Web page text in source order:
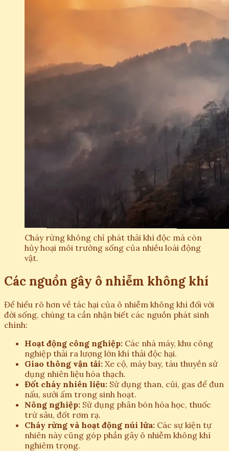
Cháy rừng không chỉ phát thải khí độc mà còn
hủy hoại môi trường sống của nhiều loài động
vật.
Các nguồn gây ô nhiễm không khí
Để hiểu rõ hơn về tác hại của ô nhiễm không khí đối với
đời sống, chúng ta cần nhận biết các nguồn phát sinh
chính:
Hoạt động công nghiệp: Các nhà máy, khu công
nghiệp thải ra lượng lớn khí thải độc hại.
Giao thông vận tải: Xe cộ, máy bay, tàu thuyền sử
dụng nhiên liệu hóa thạch.
Đốt cháy nhiên liệu: Sử dụng than, củi, gas để đun
nấu, sưởi ấm trong sinh hoạt.
Nông nghiệp: Sử dụng phân bón hóa học, thuốc
trừ sâu, đốt rơm rạ.
Cháy rừng và hoạt động núi lửa: Các sự kiện tự
nhiên này cũng góp phần gây ô nhiễm không khí
nghiêm trọng.